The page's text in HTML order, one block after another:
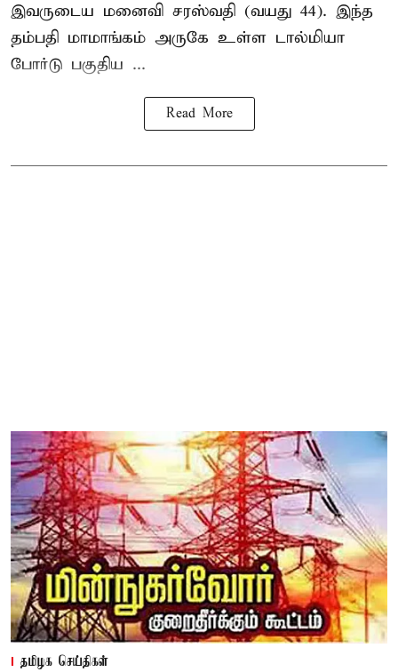
இவருடைய மனைவி சரஸ்வதி (வயது 44). இந்த
தம்பதி மாமாங்கம் அருகே உள்ள டால்மியா
போர்டு பகுதிய ...
Read More
தமிழக செய்திகள்